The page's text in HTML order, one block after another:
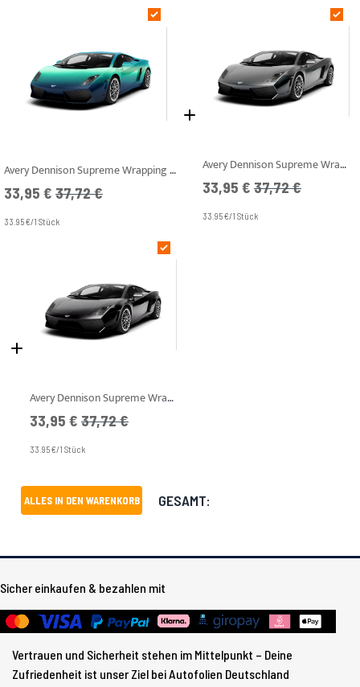
Avery Dennison Supreme Wrapping Film - SWF - Cool Teal Metallic Satin
Angebotspreis
33,95 € UVP
37,72 €
33.95 €/1 Stück
Avery Dennison Supreme Wrapping Film - SWF - Dove Grey Metallic Satin
Angebotspreis
33,95 € UVP
37,72 €
33.95 €/1 Stück
Avery Dennison Supreme Wrapping Film - SWF - Black Satin
Angebotspreis
33,95 € UVP
37,72 €
33.95 €/1 Stück
ALLES IN DEN WARENKORB GESAMT:
Sicher einkaufen & bezahlen mit
Vertrauen und Sicherheit stehen im Mittelpunkt – Deine
Zufriedenheit ist unser Ziel bei Autofolien Deutschland